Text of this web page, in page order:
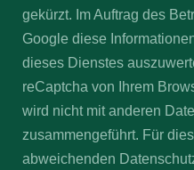
gekürzt. Im Auftrag des
Google diese
dieses Dienstes
reCaptcha von Ihrem
wird nicht mit anderen
zusammengeführt. Für
abweichenden